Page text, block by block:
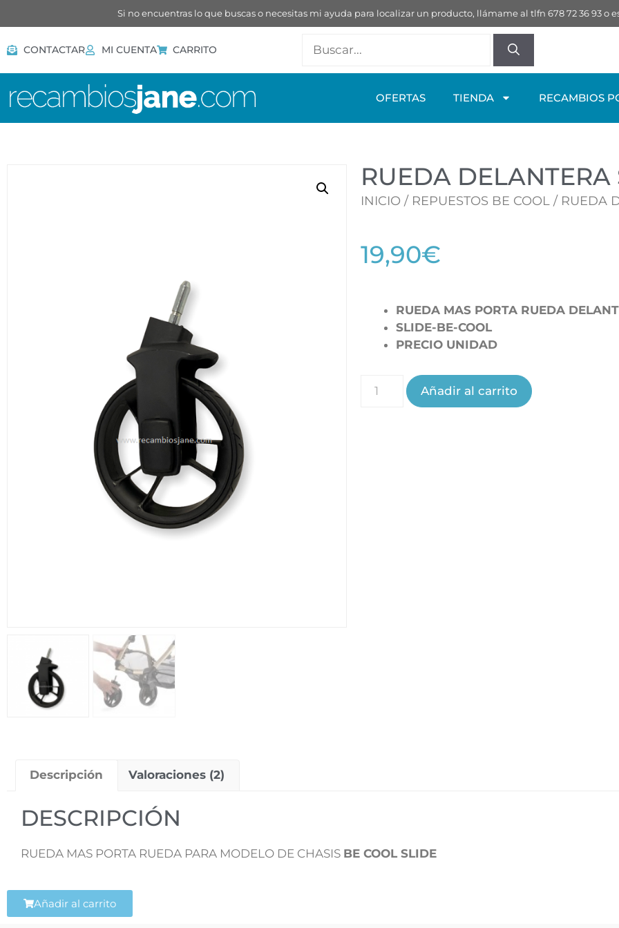
Si no encuentras lo que buscas o necesitas mi ayuda para localizar un producto, llámame al tlfn 678 72 36 93 o
CONTACTAR MI CUENTA CARRITO
OFERTAS TIENDA RECAMBIOS
RUEDA
INICIO / REPUESTOS BE COOL / RUEDA
19,90€
RUEDA MAS PORTA RUEDA
SLIDE-BE-COOL
PRECIO UNIDAD
Añadir al carrito
Descripción Valoraciones (2)
DESCRIPCIÓN
RUEDA MAS PORTA RUEDA PARA MODELO DE CHASIS BE COOL SLIDE
Añadir al carrito